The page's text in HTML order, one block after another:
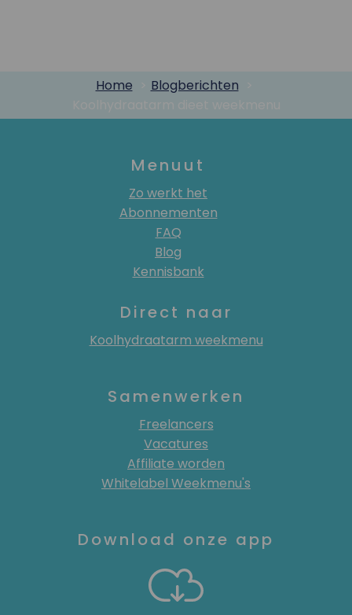
Home
Blogberichten
Menuut
Zo werkt het
Abonnementen
FAQ
Blog
Kennisbank
Direct naar
Koolhydraatarm weekmenu
Samenwerken
Freelancers
Vacatures
Affiliate worden
Whitelabel Weekmenu's
Download onze app